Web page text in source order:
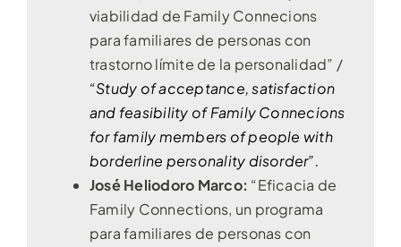
viabilidad de Family Connecions
para familiares de personas con
trastorno límite de la personalidad” /
“Study of acceptance, satisfaction
and feasibility of Family Connecions
for family members of people with
borderline personality disorder”.
José Heliodoro Marco: “Eficacia de
Family Connections, un programa
para familiares de personas con